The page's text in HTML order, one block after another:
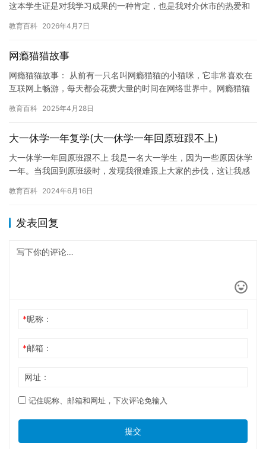
这本学生证是对我学习成果的一种肯定，也是我对介休市的热爱和
学…
教育百科 2026年4月7日
网瘾猫猫故事
网瘾猫猫故事： 从前有一只名叫网瘾猫猫的小猫咪，它非常喜欢在
互联网上畅游，每天都会花费大量的时间在网络世界中。网瘾猫猫
影等…
教育百科 2025年4月28日
大一休学一年复学(大一休学一年回原班跟不上)
大一休学一年回原班跟不上 我是一名大一学生，因为一些原因休学
一年。当我回到原班级时，发现我很难跟上大家的步伐，这让我感
的…
教育百科 2024年6月16日
发表回复
*昵称：
*邮箱：
网址：
记住昵称、邮箱和网址，下次评论免输入
提交